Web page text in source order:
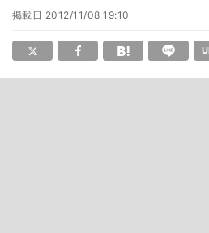
掲載日 2012/11/08 19:10